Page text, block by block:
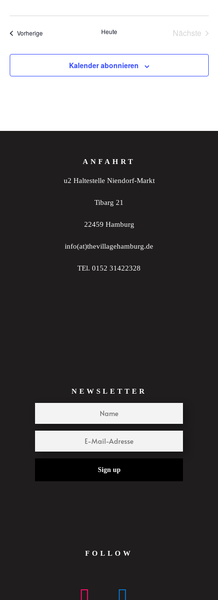
VorherigeVeranstaltungen Heute
Nächste
Kalender abonnieren
ANFAHRT
u2 Haltestelle Niendorf-Markt
Tibarg 21
22459 Hamburg
info(at)thevillagehamburg.de
TEl. 0152 31422328
NEWSLETTER
Sign up
FOLLOW